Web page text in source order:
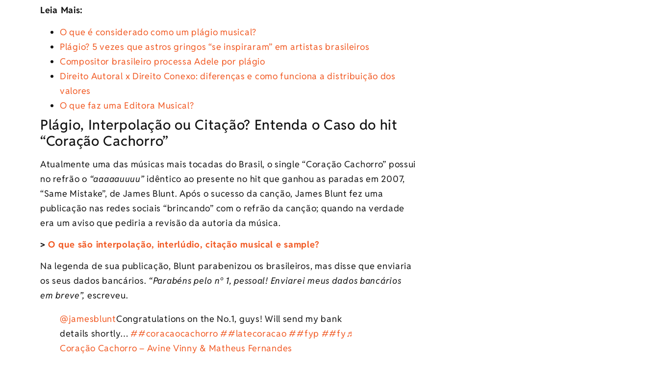
Leia Mais:
O que é considerado como um plágio musical?
Plágio? 5 vezes que astros gringos “se inspiraram” em artistas brasileiros
Compositor brasileiro processa Adele por plágio
Direito Autoral x Direito Conexo: diferenças e como funciona a distribuição dos
valores
O que faz uma Editora Musical?
Plágio, Interpolação ou Citação? Entenda o Caso do hit
“Coração Cachorro”
Atualmente uma das músicas mais tocadas do Brasil, o single “Coração Cachorro” possui
no refrão o “aaaaauuuu”idêntico ao presente no hit que ganhou as paradas em 2007,
“Same Mistake”, de James Blunt. Após o sucesso da canção, James Blunt fez uma
publicação nas redes sociais “brincando” com o refrão da canção; quando na verdade
era um aviso que pediria a revisão da autoria da música.
>O que são interpolação, interlúdio, citação musical e sample?
Na legenda de sua publicação, Blunt parabenizou os brasileiros, mas disse que enviaria
os seus dados bancários. “Parabéns pelo nº 1, pessoal! Enviarei meus dados bancários
em breve”, escreveu.
@jamesbluntCongratulations on the No.1, guys! Will send my bank
details shortly…##coracaocachorro ##latecoracao ##fyp ##fy♬
Coração Cachorro – Avine Vinny & Matheus Fernandes